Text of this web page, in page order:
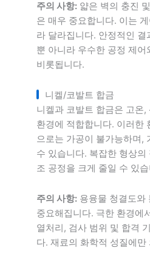
주의 사항: 얇은 벽의 충진
은 매우 중요합니다. 이는
라 달라집니다. 안정적인
뿐 아니라 우수한 공정 제어
비롯됩니다.
니켈/코발트 합금
니켈과 코발트 합금은 고온,
환경에 적합합니다. 이러한
으로는 가공이 불가능하며,
수 있습니다. 복잡한 형상의
조 공정을 크게 줄일 수 있
주의 사항: 용융물 청결도와
중요해집니다. 극한 환경에
열처리, 검사 범위 및 합격
다. 재료의 화학적 성질에만